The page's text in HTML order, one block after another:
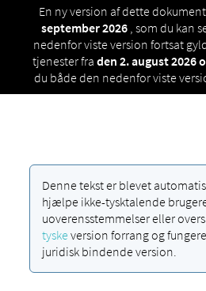
En ny version af dette
september 2026, som du kan
nedenfor viste version fortsat
tjenester fra den 2. august 2026
du både den nedenfor viste
Denne tekst er blevet
hjælpe ikke-tysktalende
uoverensstemmelser eller
tyske version forrang og
juridisk bindende version.